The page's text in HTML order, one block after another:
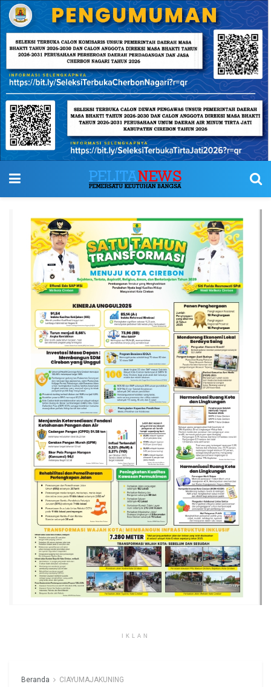
IKLAN
Beranda CIAYUMAJAKUNING